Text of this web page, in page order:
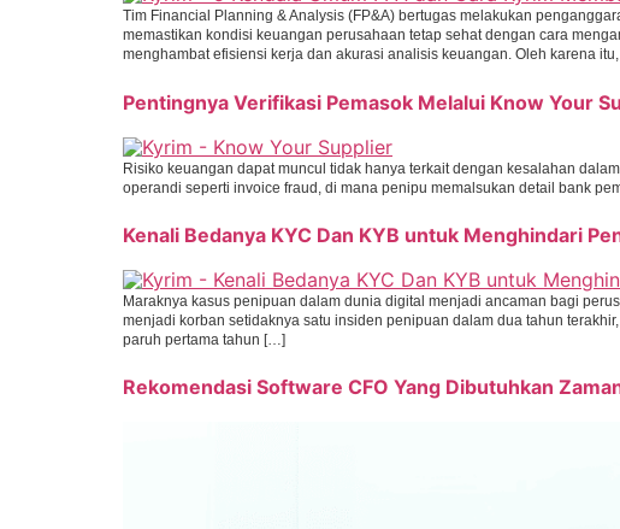
Tim Financial Planning & Analysis (FP&A) bertugas melakukan
memastikan kondisi keuangan perusahaan tetap sehat dengan cara
menghambat efisiensi kerja dan akurasi analisis keuangan. Oleh karena
Pentingnya Verifikasi Pemasok Melalui Know Your
Risiko keuangan dapat muncul tidak hanya terkait dengan kesalahan
operandi seperti invoice fraud, di mana penipu memalsukan detail bank
Kenali Bedanya KYC Dan KYB untuk Menghindari
Maraknya kasus penipuan dalam dunia digital menjadi ancaman bagi
menjadi korban setidaknya satu insiden penipuan dalam dua tahun
paruh pertama tahun […]
Rekomendasi Software CFO Yang Dibutuhkan